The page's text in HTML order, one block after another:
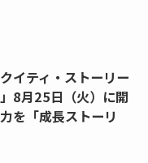
イティ・ストーリー
8月25日（火）に開
を「成長ストーリ